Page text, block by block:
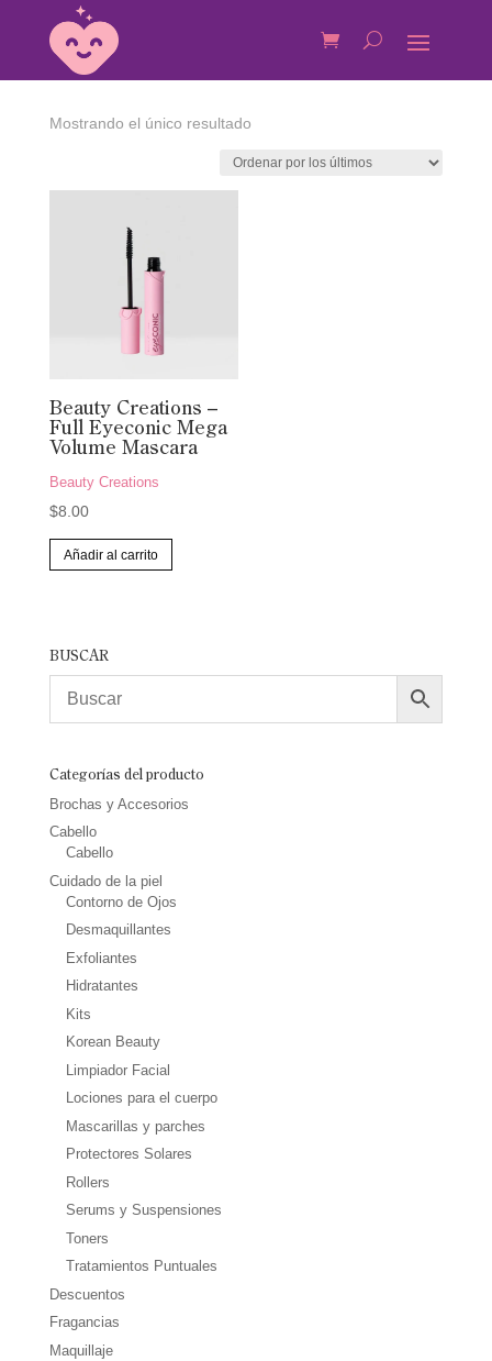
Mostrando el único resultado
Beauty Creations –
Full Eyeconic Mega
Volume Mascara
Beauty Creations
$8.00
Añadir al carrito
BUSCAR
Categorías del producto
Brochas y Accesorios
Cabello
Cabello
Cuidado de la piel
Contorno de Ojos
Desmaquillantes
Exfoliantes
Hidratantes
Kits
Korean Beauty
Limpiador Facial
Lociones para el cuerpo
Mascarillas y parches
Protectores Solares
Rollers
Serums y Suspensiones
Toners
Tratamientos Puntuales
Descuentos
Fragancias
Maquillaje